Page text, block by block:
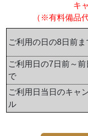
キ
（※有料備品
ご利用の日の8日前ま
ご利用日の7日前～前
で
ご利用日当日のキャ
ル